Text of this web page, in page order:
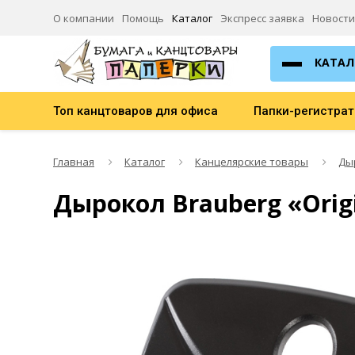
О компании Помощь Каталог Экспресс заявка Новости
Топ канцтоваров для офиса Папки-
Главная Каталог Канцелярские товары
Дырокол Brauberg